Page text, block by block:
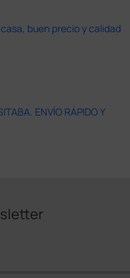
buen precio y calidad
ENVÍO RÁPIDO Y